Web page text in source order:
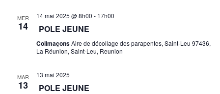
MER
14
14 mai 2025 @ 8h00 - 17h00
POLE JEUNE
ColimaçonsAire de décollage des parapentes, Saint-Leu 97436,
La Réunion, Saint-Leu, Reunion
MAR
13
13 mai 2025
POLE JEUNE